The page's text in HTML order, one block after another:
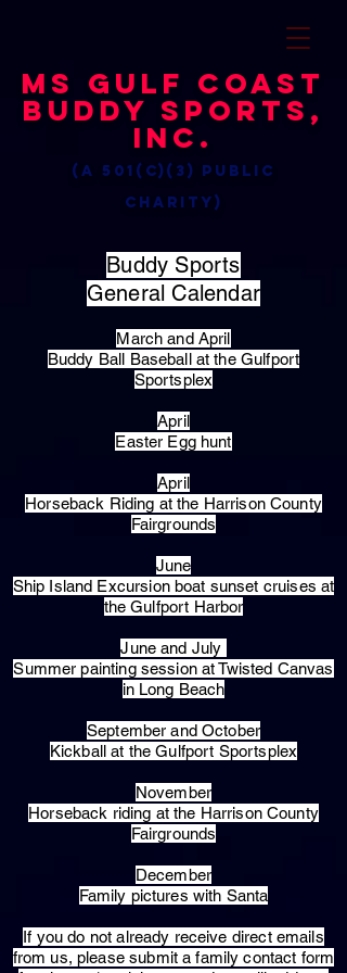
MS Gulf Coast
Buddy Sports,
Inc.
(a 501(c)(3) public
charity)
Buddy Sports
General Calendar
March and April
Buddy Ball Baseball at the Gulfport
Sportsplex
April
Easter Egg hunt
April
Horseback Riding at the Harrison County
Fairgrounds
June
Ship Island Excursion boat sunset cruises at
the Gulfport Harbor
June and July
Summer painting session at Twisted Canvas
in Long Beach
September and October
Kickball at the Gulfport Sportsplex
November
Horseback riding at the Harrison County
Fairgrounds
December
Family pictures with Santa
​If you do not already receive direct emails
from us, please submit a family contact form